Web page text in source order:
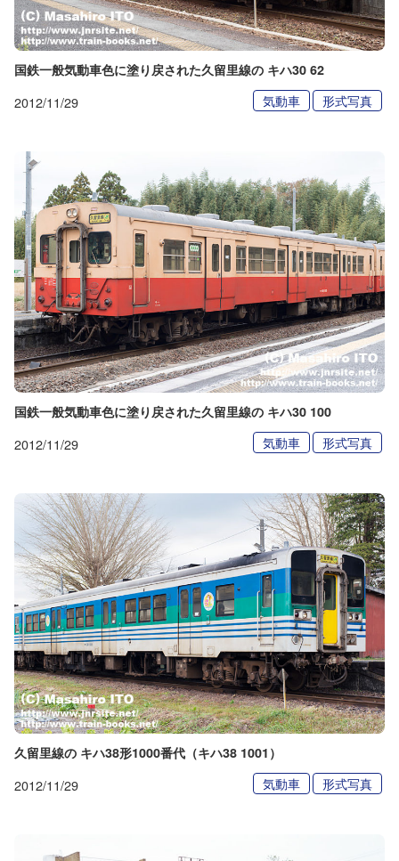
国鉄一般気動車色に塗り戻された久留里線の キハ30 62
2012/11/29 気動車 形式写真
国鉄一般気動車色に塗り戻された久留里線の キハ30 100
2012/11/29 気動車 形式写真
久留里線の キハ38形1000番代（キハ38 1001）
2012/11/29 気動車 形式写真